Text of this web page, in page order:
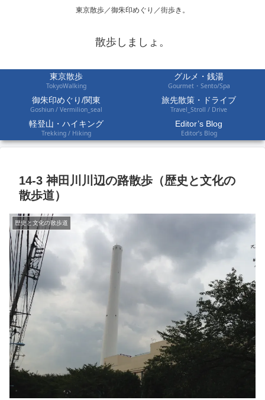
東京散歩／御朱印めぐり／街歩き。
散歩しましょ。
東京散歩
TokyoWalking
グルメ・銭湯
Gourmet・Sento/Spa
御朱印めぐり/関東
Goshiun / Vermilion_seal
旅先散策・ドライブ
Travel_Stroll / Drive
軽登山・ハイキング
Trekking / Hiking
Editor’s Blog
Editor’s Blog
14-3 神田川川辺の路散歩（歴史と文化の
散歩道）
歴史と文化の散歩道